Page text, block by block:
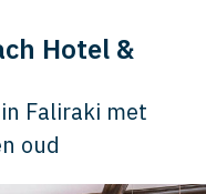
Hotel &
Faliraki met
oud